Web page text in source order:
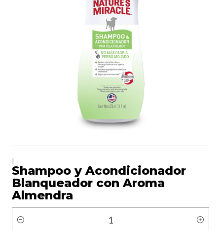
Shampoo y Acondicionador
Blanqueador con Aroma
Almendra
Cantidad